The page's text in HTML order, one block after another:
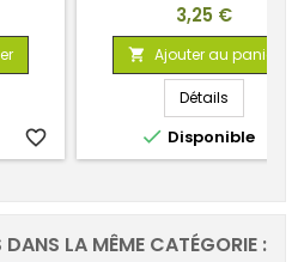
favorite_border
Prix
3,25 €
 Ajouter au panier
Détails
 Disponible
LA MÊME CATÉGORIE :